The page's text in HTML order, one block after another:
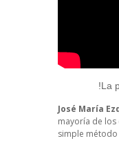
!La
José María
mayoría de los
simple método